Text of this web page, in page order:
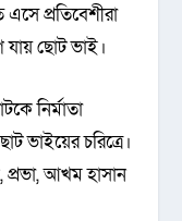
প্রতিবেশীরা
ছোট ভাই।
নির্মাতা
ভাইয়ের চরিত্রে।
আখম হাসান